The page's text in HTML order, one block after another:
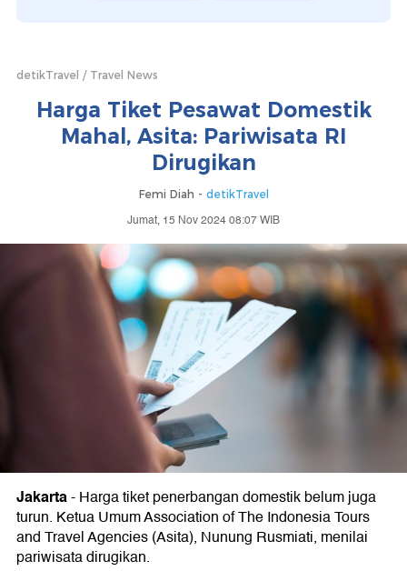
detikTravel Travel News
Harga Tiket Pesawat Domestik
Mahal, Asita: Pariwisata RI
Dirugikan
Femi Diah - detikTravel
Jumat, 15 Nov 2024 08:07 WIB
Jakarta-Harga tiket penerbangan domestik belum juga
turun. Ketua Umum Association of The Indonesia Tours
and Travel Agencies (Asita), Nunung Rusmiati, menilai
pariwisata dirugikan.